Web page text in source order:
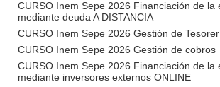
CURSO Inem Sepe 2026 Financiación de la
mediante deuda A DISTANCIA
CURSO Inem Sepe 2026 Gestión de
CURSO Inem Sepe 2026 Gestión de cobros
CURSO Inem Sepe 2026 Financiación de la
mediante inversores externos ONLINE